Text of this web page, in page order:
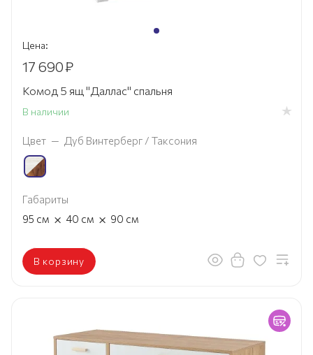
Цена:
17 690₽
Комод 5 ящ "Даллас" спальня
В наличии
Цвет — Дуб Винтерберг / Таксония
Габариты
95 см × 40 см × 90 см
В корзину